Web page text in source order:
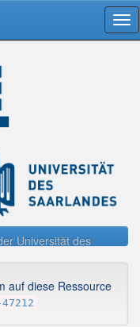
Universität des
auf diese Ressource